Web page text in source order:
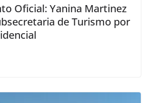
Oficial: Yanina Martinez
de Turismo por